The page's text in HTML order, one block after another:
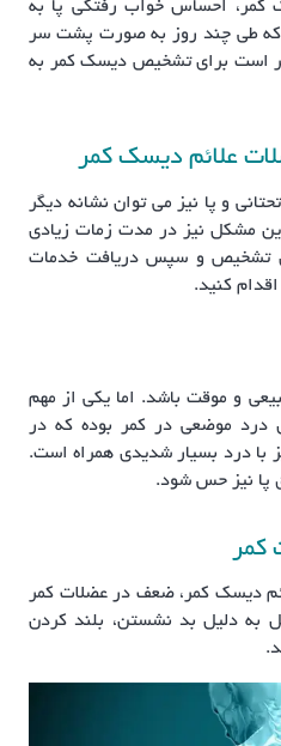
کمر، احساس خواب رفتگی پا به
طی چند روز به صورت پشت سر
است برای تشخیص دیسک کمر به
علائم دیسک کمر
و پا نیز می توان نشانه دیگر
مشکل نیز در مدت زمات زیادی
تشخیص و سپس دریافت خدمات
کنید.
و موقت باشد. اما یکی از مهم
موضعی در کمر بوده که در
با درد بسیار شدیدی همراه است.
پا نیز حس شود.
دیسک کمر، ضعف در عضلات کمر
به دلیل بد نشستن، بلند کردن